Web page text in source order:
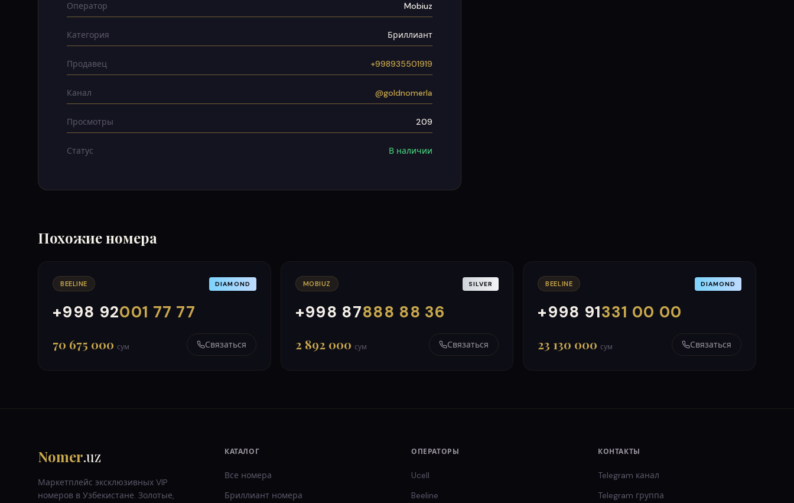
Оператор Mobiuz
Категория Бриллиант
Продавец +998935501919
Канал @goldnomerla
Просмотры 209
Статус В наличии
Похожие номера
BEELINE DIAMOND
+998 92001 77 77
000
999
70 675 000 сум Связаться
MOBIUZ SILVER
+998 87888 88 36
000
999
2 892 000 сум Связаться
BEELINE DIAMOND
+998 91331 00 00
000
999
23 130 000 сум Связаться
Nomer.uz
Маркетплейс эксклюзивных VIP
номеров в Узбекистане. Золотые,
КАТАЛОГ
Все номера
Бриллиант номера
ОПЕРАТОРЫ
Ucell
Beeline
КОНТАКТЫ
Telegram канал
Telegram группа